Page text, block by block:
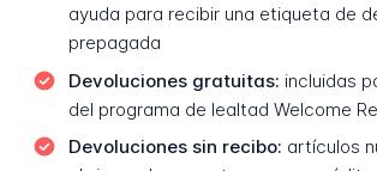
ayuda para recibir una etiqueta de
prepagada
Devoluciones gratuitas: incluidas
del programa de lealtad Welcome
Devoluciones sin recibo: artículos